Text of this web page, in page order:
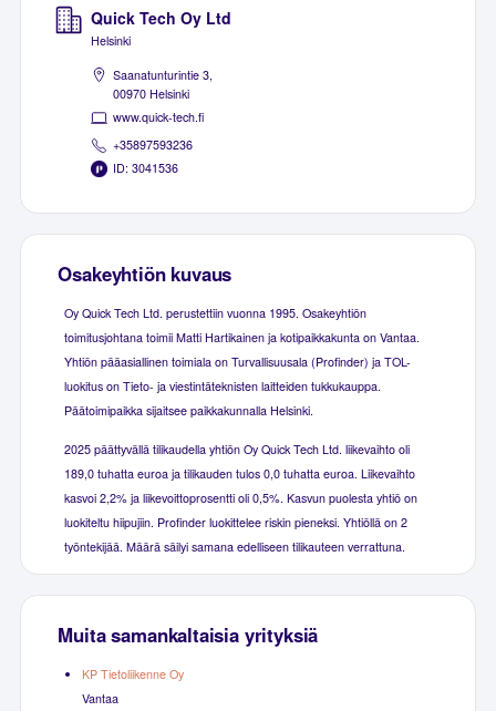
Quick Tech Oy Ltd
Helsinki
Saanatunturintie 3,
00970 Helsinki
www.quick-tech.fi
+35897593236
ID: 3041536
Osakeyhtiön kuvaus
Oy Quick Tech Ltd. perustettiin vuonna 1995. Osakeyhtiön
toimitusjohtana toimii Matti Hartikainen ja kotipaikkakunta on Vantaa.
Yhtiön pääasiallinen toimiala on Turvallisuusala (Profinder) ja TOL-
luokitus on Tieto- ja viestintäteknisten laitteiden tukkukauppa.
Päätoimipaikka sijaitsee paikkakunnalla Helsinki.
2025 päättyvällä tilikaudella yhtiön Oy Quick Tech Ltd. liikevaihto oli
189,0 tuhatta euroa ja tilikauden tulos 0,0 tuhatta euroa. Liikevaihto
kasvoi 2,2% ja liikevoittoprosentti oli 0,5%. Kasvun puolesta yhtiö on
luokiteltu hiipujiin. Profinder luokittelee riskin pieneksi. Yhtiöllä on 2
työntekijää. Määrä säilyi samana edelliseen tilikauteen verrattuna.
Muita samankaltaisia yrityksiä
KP Tietoliikenne Oy
Vantaa